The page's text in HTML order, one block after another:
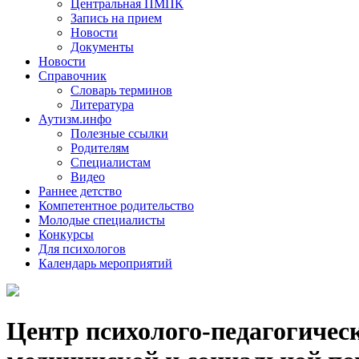
Центральная ПМПК
Запись на прием
Новости
Документы
Новости
Справочник
Словарь терминов
Литература
Аутизм.инфо
Полезные ссылки
Родителям
Специалистам
Видео
Раннее детство
Компетентное родительство
Молодые специалисты
Конкурсы
Для психологов
Календарь мероприятий
Центр психолого-